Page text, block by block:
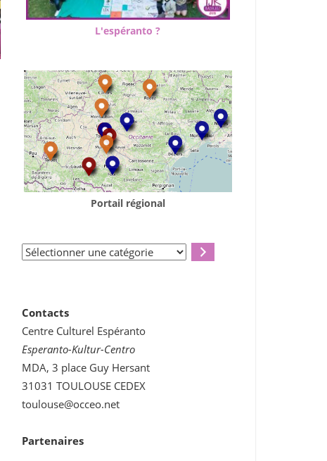
L'espéranto ?
Portail régional
Sélectionner
Contacts
Centre Culturel Espéranto
Esperanto-Kultur-Centro
MDA, 3 place Guy Hersant
31031 TOULOUSE CEDEX
toulouse@occeo.net
Partenaires